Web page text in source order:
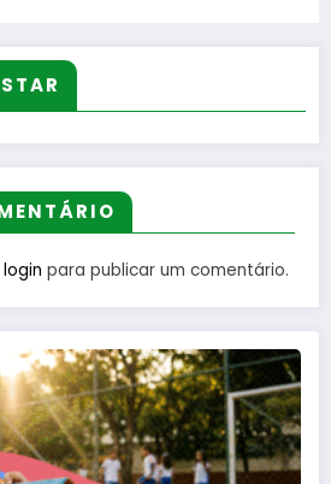
login para publicar um comentário.